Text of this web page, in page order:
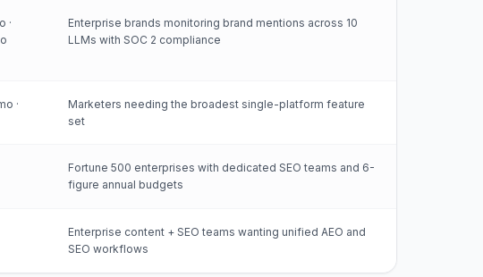
·
Enterprise brands monitoring brand mentions across 10
LLMs with SOC 2 compliance
·
Marketers needing the broadest single-platform feature
set
Fortune 500 enterprises with dedicated SEO teams and 6-
figure annual budgets
Enterprise content + SEO teams wanting unified AEO and
SEO workflows